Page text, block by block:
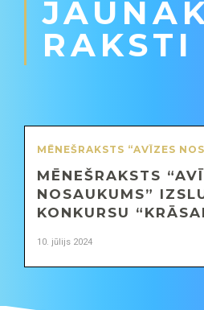
RAKSTI
MĒNEŠRAKSTS “AVĪZES
MĒNEŠRAKSTS
NOSAUKUMS”
KONKURSU
10. jūlijs 2024